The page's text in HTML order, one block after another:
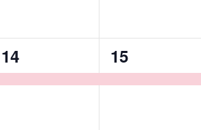
1
évènement,
14
1
évènement,
15